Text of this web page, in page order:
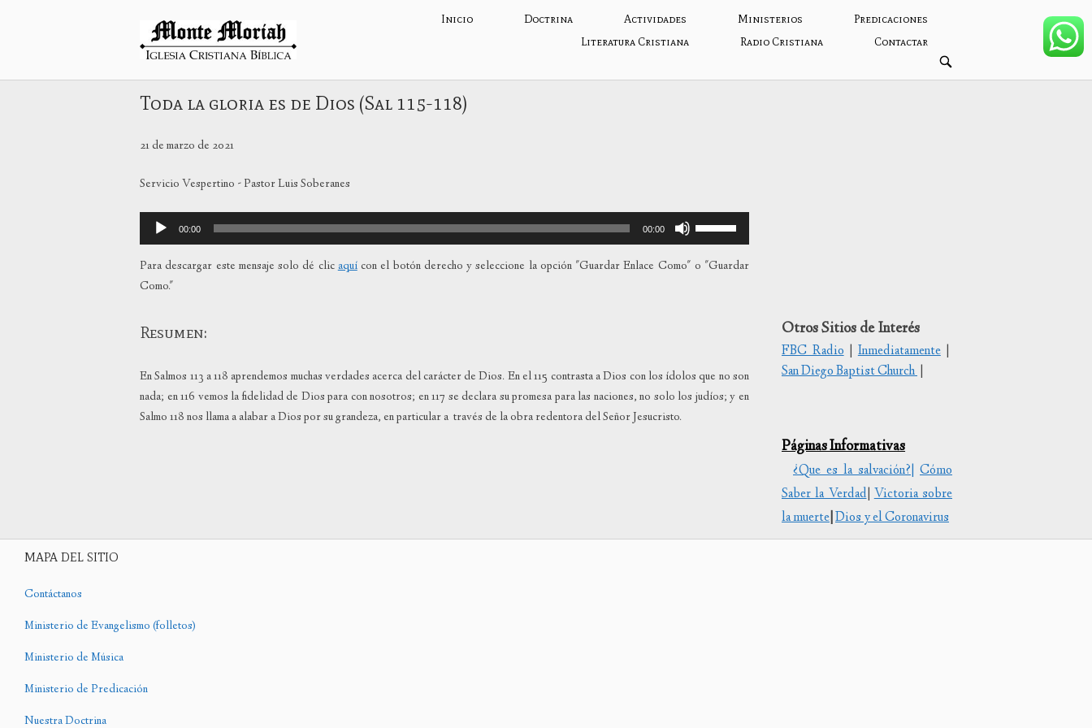
Inicio
Inicio Doctrina Actividades Ministerios
Predicaciones
Literatura Cristiana
Radio Cristiana Contactar
ABRIR
BARRA
DE
Toda la gloria es de Dios (Sal 115-118)
21 de marzo de 2021
Servicio Vespertino - Pastor Luis Soberanes
Reproductor
de
audio
00:00 00:00
las
teclas
o
disminuir
Para descargar este mensaje solo dé clicaquícon el botón derecho y seleccione la opción "Guardar Enlace Como" o "Guardar
Como."
Resumen:
En Salmos 113 a 118 aprendemos muchas verdades acerca del carácter de Dios. En el 115 contrasta a Dios con los ídolos que no son
nada; en 116 vemos la fidelidad de Dios para con nosotros; en 117 se declara su promesa para las naciones, no solo los judíos; y en
Salmo 118 nos llama a alabar a Dios por su grandeza, en particular a través de la obra redentora del Señor Jesucristo.
Otros Sitios de Interés
FBC Radio|Inmediatamente|
San Diego Baptist Church
Páginas Informativas
¿Que es la salvación?| Cómo
Saber la Verdad|Victoria sobre
la muerte Dios y el Coronavirus
MAPA DEL SITIO
Contáctanos
Ministerio de Evangelismo (folletos)
Ministerio de Música
Ministerio de Predicación
Nuestra Doctrina